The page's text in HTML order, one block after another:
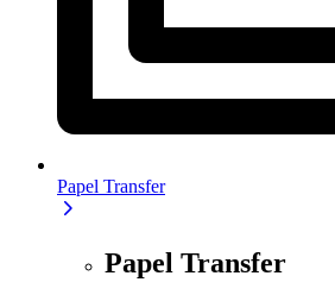
Papel Transfer
Papel Transfer